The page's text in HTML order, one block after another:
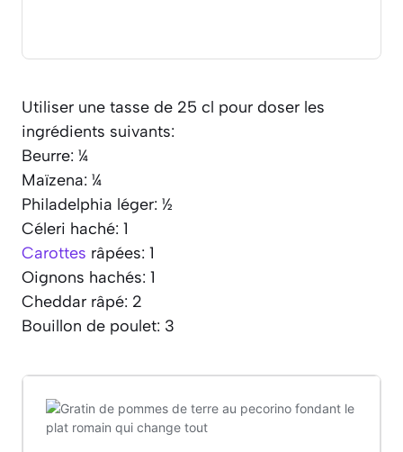
Utiliser une tasse de 25 cl pour doser les
ingrédients suivants:
Beurre: ¼
Maïzena: ¼
Philadelphia léger: ½
Céleri haché: 1
Carottes râpées: 1
Oignons hachés: 1
Cheddar râpé: 2
Bouillon de poulet: 3